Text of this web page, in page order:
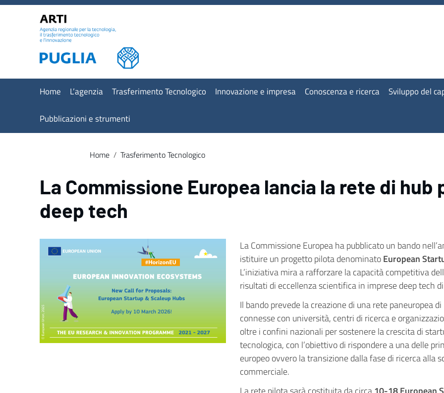
Vai al menu di navigazione
Vai al footer
Home L’agenzia Trasferimento Tecnologico Innovazione e impresa Conoscenza e ricerca Sviluppo del
Pubblicazioni e strumenti
Home / Trasferimento Tecnologico
La Commissione Europea lancia la rete di
deep tech
La Commissione Europea ha pubblicato un bando
istituire un progetto pilota denominatoEuropean
L’iniziativa mira a rafforzare la capacità competitiva
risultati di eccellenza scientifica in imprese deep tech
Il bando prevede la creazione di una rete paneuropea
connesse con università, centri di ricerca e
oltre i confini nazionali per sostenere la crescita di
tecnologica, con l’obiettivo di rispondere a una delle
europeo ovvero la transizione dalla fase di ricerca alla
commerciale.